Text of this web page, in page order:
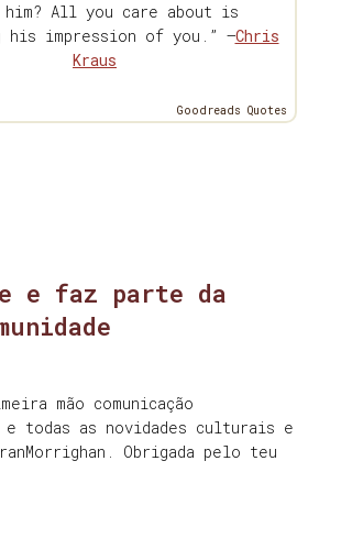
All you care about is
his impression of you.” —Chris
Kraus
Goodreads Quotes
e faz parte da
mão comunicação
e todas as novidades culturais e
Obrigada pelo teu